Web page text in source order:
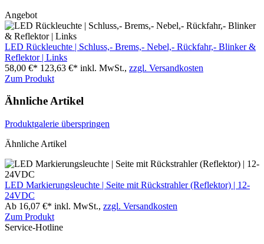
Angebot
LED Rückleuchte | Schluss,- Brems,- Nebel,- Rückfahr,- Blinker &
Reflektor | Links
58,00 €* 123,63 €* inkl. MwSt., zzgl. Versandkosten
Zum Produkt
Ähnliche Artikel
Produktgalerie überspringen
Ähnliche Artikel
LED Markierungsleuchte | Seite mit Rückstrahler (Reflektor) | 12-
24VDC
Ab 16,07 €* inkl. MwSt., zzgl. Versandkosten
Zum Produkt
Service-Hotline